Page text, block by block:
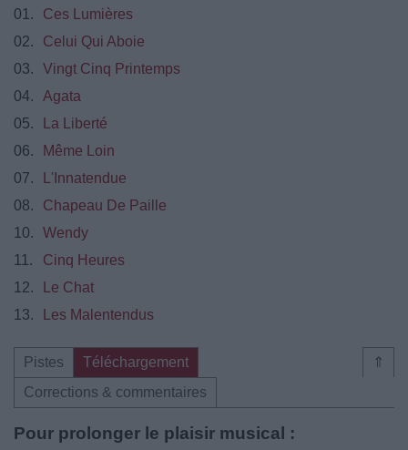
01.
Ces Lumières
02.
Celui Qui Aboie
03.
Vingt Cinq Printemps
04.
Agata
05.
La Liberté
06.
Même Loin
07.
L'Innatendue
08.
Chapeau De Paille
10.
Wendy
11.
Cinq Heures
12.
Le Chat
13.
Les Malentendus
⇑
Pistes
Téléchargement
Corrections & commentaires
Pour prolonger le plaisir musical :